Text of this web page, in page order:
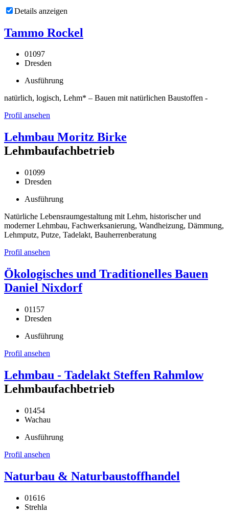
Details anzeigen
Tammo Rockel
01097
Dresden
Ausführung
natürlich, logisch, Lehm* – Bauen mit natürlichen Baustoffen -
Profil ansehen
Lehmbau Moritz Birke
Lehmbaufachbetrieb
01099
Dresden
Ausführung
Natürliche Lebensraumgestaltung mit Lehm, historischer und
moderner Lehmbau, Fachwerksanierung, Wandheizung, Dämmung,
Lehmputz, Putze, Tadelakt, Bauherrenberatung
Profil ansehen
Ökologisches und Traditionelles Bauen
Daniel Nixdorf
01157
Dresden
Ausführung
Profil ansehen
Lehmbau - Tadelakt Steffen Rahmlow
Lehmbaufachbetrieb
01454
Wachau
Ausführung
Profil ansehen
Naturbau & Naturbaustoffhandel
01616
Strehla